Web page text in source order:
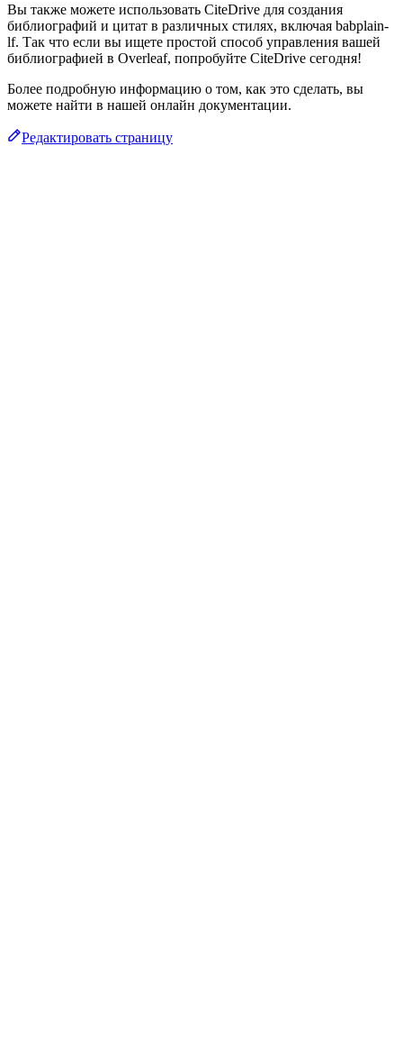
Вы также можете использовать CiteDrive для создания
библиографий и цитат в различных стилях, включая babplain-
lf. Так что если вы ищете простой способ управления вашей
библиографией в Overleaf, попробуйте CiteDrive сегодня!
Более подробную информацию о том, как это сделать, вы
можете найти в нашей онлайн документации.
Редактировать страницу